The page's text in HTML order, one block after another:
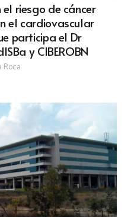
el riesgo de cáncer
el cardiovascular
participa el Dr
y CIBEROBN
Roca